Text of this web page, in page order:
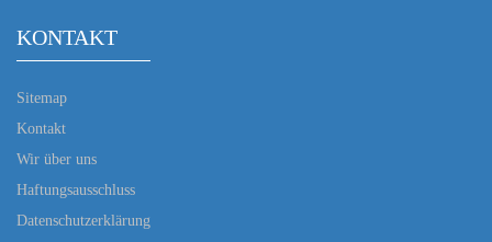
KONTAKT
Sitemap
Kontakt
Wir über uns
Haftungsausschluss
Datenschutzerklärung